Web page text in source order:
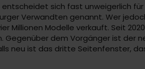
sich fast unweigerlich für
Verwandten genannt. Wer
Millionen Modelle verkauft. Seit
Gegenüber dem Vorgänger ist der
neu ist das dritte Seitenfenster,